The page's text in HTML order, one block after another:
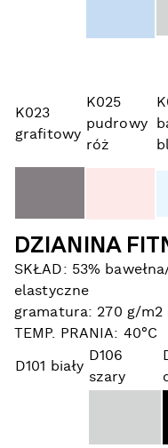
K023
grafitowy
K025
pudrowy
róż
DZIANINA
SKŁAD: 53%
elastyczne
gramatura: 270 g/m2
TEMP. PRANIA: 40°C
D101 biały
D106
szary